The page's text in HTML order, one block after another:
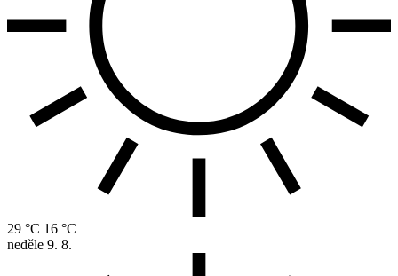
29 °C 16 °C
neděle 9. 8.